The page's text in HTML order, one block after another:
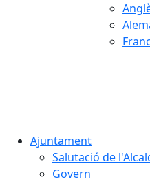
Ajuntament
Salutació de
Govern